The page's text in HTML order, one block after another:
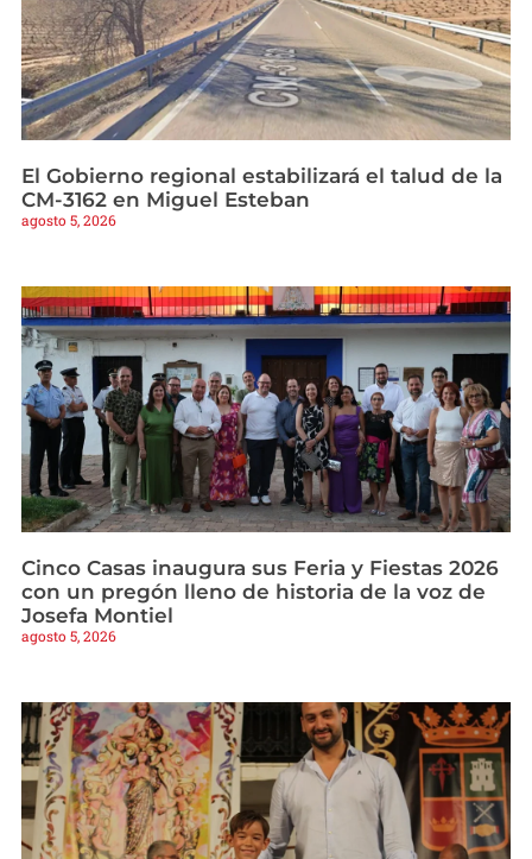
El Gobierno regional estabilizará el talud de la
CM-3162 en Miguel Esteban
agosto 5, 2026
Cinco Casas inaugura sus Feria y Fiestas 2026
con un pregón lleno de historia de la voz de
Josefa Montiel
agosto 5, 2026